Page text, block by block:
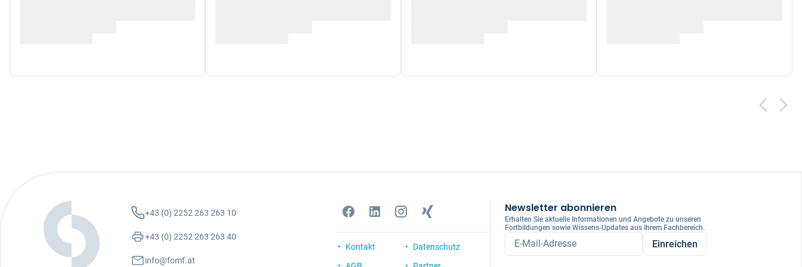
+43 (0) 2252 263 263 10
+43 (0) 2252 263 263 40
info@fomf.at
Kontakt
Datenschutz
Newsletter abonnieren
Erhalten Sie aktuelle Informationen und Angebote zu unseren
Fortbildungen sowie Wissens-Updates aus Ihrem Fachbereich.
E-Mail-Adresse Einreichen